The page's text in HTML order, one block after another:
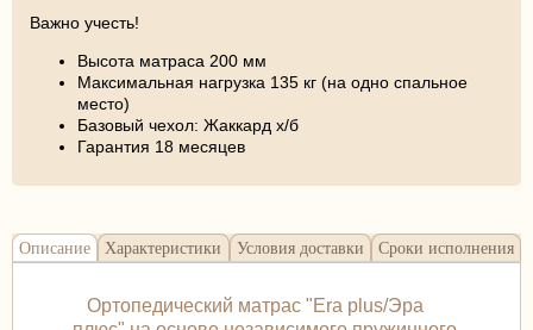
Важно учесть!
Высота матраса 200 мм
Максимальная нагрузка 135 кг (на одно спальное
место)
Базовый чехол: Жаккард х/б
Гарантия 18 месяцев
Описание Характеристики Условия доставки Сроки исполнения
Ортопедический матрас "Era plus/Эра